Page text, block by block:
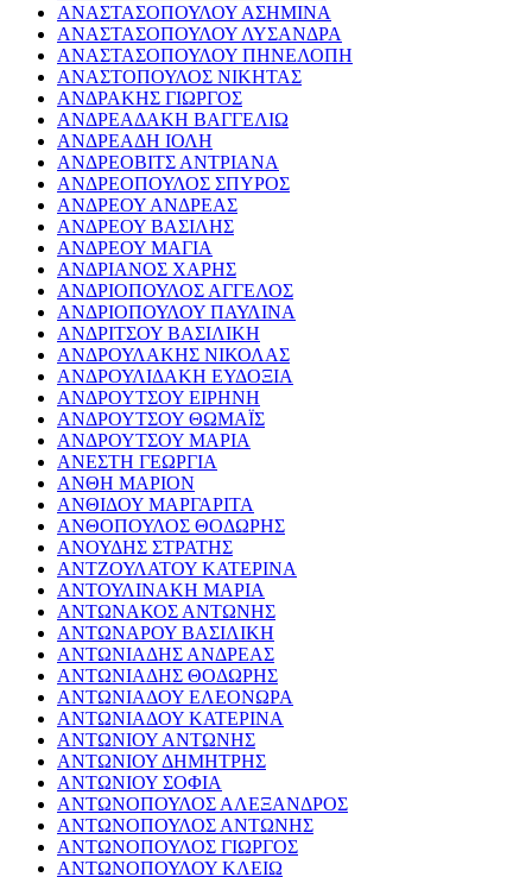
ΑΝΑΣΤΑΣΟΠΟΥΛΟΥ ΑΣΗΜΙΝΑ
ΑΝΑΣΤΑΣΟΠΟΥΛΟΥ ΛΥΣΑΝΔΡΑ
ΑΝΑΣΤΑΣΟΠΟΥΛΟΥ ΠΗΝΕΛΟΠΗ
ΑΝΑΣΤΟΠΟΥΛΟΣ ΝΙΚΗΤΑΣ
ΑΝΔΡΑΚΗΣ ΓΙΩΡΓΟΣ
ΑΝΔΡΕΑΔΑΚΗ ΒΑΓΓΕΛΙΩ
ΑΝΔΡΕΑΔΗ ΙΟΛΗ
ΑΝΔΡΕΟΒΙΤΣ ΑΝΤΡΙΑΝΑ
ΑΝΔΡΕΟΠΟΥΛΟΣ ΣΠΥΡΟΣ
ΑΝΔΡΕΟΥ ΑΝΔΡΕΑΣ
ΑΝΔΡΕΟΥ ΒΑΣΙΛΗΣ
ΑΝΔΡΕΟΥ ΜΑΓΙΑ
ΑΝΔΡΙΑΝΟΣ ΧΑΡΗΣ
ΑΝΔΡΙΟΠΟΥΛΟΣ ΑΓΓΕΛΟΣ
ΑΝΔΡΙΟΠΟΥΛΟΥ ΠΑΥΛΙΝΑ
ΑΝΔΡΙΤΣΟΥ ΒΑΣΙΛΙΚΗ
ΑΝΔΡΟΥΛΑΚΗΣ ΝΙΚΟΛΑΣ
ΑΝΔΡΟΥΛΙΔΑΚΗ ΕΥΔΟΞΙΑ
ΑΝΔΡΟΥΤΣΟΥ ΕΙΡΗΝΗ
ΑΝΔΡΟΥΤΣΟΥ ΘΩΜΑΪΣ
ΑΝΔΡΟΥΤΣΟΥ ΜΑΡΙΑ
ΑΝΕΣΤΗ ΓΕΩΡΓΙΑ
ΑΝΘΗ ΜΑΡΙΟΝ
ΑΝΘΙΔΟΥ ΜΑΡΓΑΡΙΤΑ
ΑΝΘΟΠΟΥΛΟΣ ΘΟΔΩΡΗΣ
ΑΝΟΥΔΗΣ ΣΤΡΑΤΗΣ
ΑΝΤΖΟΥΛΑΤΟΥ ΚΑΤΕΡΙΝΑ
ΑΝΤΟΥΛΙΝΑΚΗ ΜΑΡΙΑ
ΑΝΤΩΝΑΚΟΣ ΑΝΤΩΝΗΣ
ΑΝΤΩΝΑΡΟΥ ΒΑΣΙΛΙΚΗ
ΑΝΤΩΝΙΑΔΗΣ ΑΝΔΡΕΑΣ
ΑΝΤΩΝΙΑΔΗΣ ΘΟΔΩΡΗΣ
ΑΝΤΩΝΙΑΔΟΥ ΕΛΕΟΝΩΡΑ
ΑΝΤΩΝΙΑΔΟΥ ΚΑΤΕΡΙΝΑ
ΑΝΤΩΝΙΟΥ ΑΝΤΩΝΗΣ
ΑΝΤΩΝΙΟΥ ΔΗΜΗΤΡΗΣ
ΑΝΤΩΝΙΟΥ ΣΟΦΙΑ
ΑΝΤΩΝΟΠΟΥΛΟΣ ΑΛΕΞΑΝΔΡΟΣ
ΑΝΤΩΝΟΠΟΥΛΟΣ ΑΝΤΩΝΗΣ
ΑΝΤΩΝΟΠΟΥΛΟΣ ΓΙΩΡΓΟΣ
ΑΝΤΩΝΟΠΟΥΛΟΥ ΚΛΕΙΩ